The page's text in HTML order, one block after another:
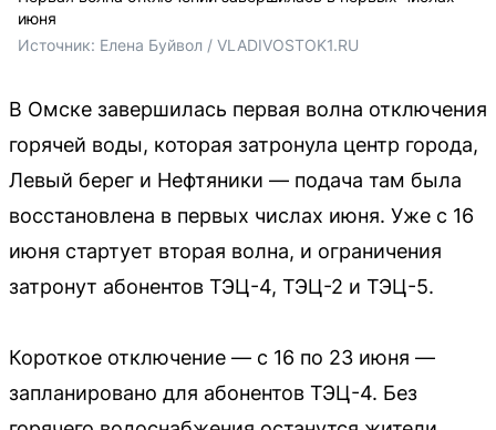
июня
Источник: Елена Буйвол / VLADIVOSTOK1.RU
В Омске завершилась первая волна отключения
горячей воды, которая затронула центр города,
Левый берег и Нефтяники — подача там была
восстановлена в первых числах июня. Уже с 16
июня стартует вторая волна, и ограничения
затронут абонентов ТЭЦ-4, ТЭЦ-2 и ТЭЦ-5.
Короткое отключение — с 16 по 23 июня —
запланировано для абонентов ТЭЦ-4. Без